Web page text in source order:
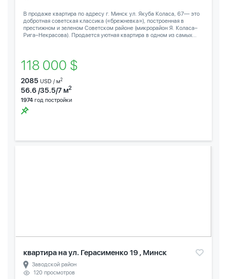
В продаже квартира по адресу г. Минск ул. Якуба Коласа, 67— это
добротная советская классика («брежневка»), построенная в
престижном и зеленом Советском районе (микрорайон Я. Коласа–
Рига–Некрасова). Продается уютная квартира в одном из самых...
118 000 $
2085 USD / м2
56.6 /35.5/7 м2
1974 год постройки
квартира на ул. Герасименко 19 , Минск
Заводской район
120 просмотров